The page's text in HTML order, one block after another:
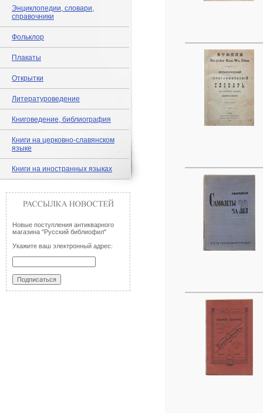
Энциклопедии, словари,
справочники
Фольклор
Плакаты
Открытки
Литературоведение
Книговедение, библиография
Книги на церковно-славянском
языке
Книги на иностранных языках
Новые поступления антикварного
магазина "Русский библиофил"
Укажите ваш электронный адрес: